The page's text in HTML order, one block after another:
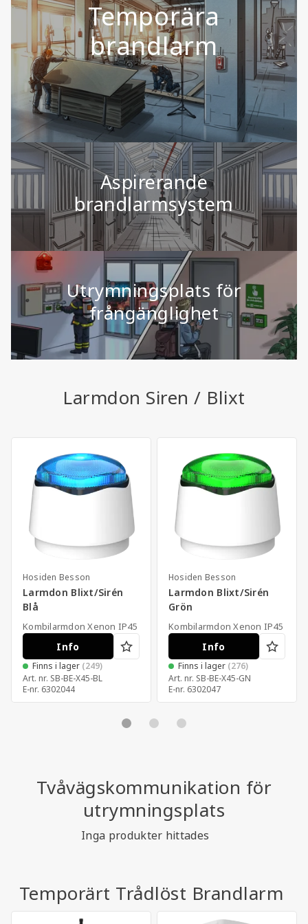
Temporära
brandlarm
Aspirerande
brandlarmsystem
Utrymningsplats för
frångänglighet
Larmdon Siren / Blixt
Hosiden Besson
Larmdon Blixt/Sirén
Blå
Kombilarmdon Xenon IP45
Info
Finns i lager (249)
Art. nr. SB-BE-X45-BL
E-nr. 6302044
Hosiden Besson
Larmdon Blixt/Sirén
Grön
Kombilarmdon Xenon IP45
Info
Finns i lager (276)
Art. nr. SB-BE-X45-GN
E-nr. 6302047
Tvåvägskommunikation för
utrymningsplats
Inga produkter hittades
Temporärt Trådlöst Brandlarm